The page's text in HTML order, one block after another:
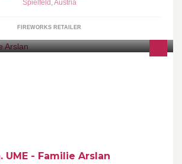
Spielfeld ,Austria
FIREWORKS RETAILER
UME - Familie Arslan